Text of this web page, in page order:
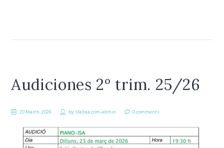
Audiciones 2º trim. 25/26
20 March, 2026 by sfaltea.com-admin 0 comments